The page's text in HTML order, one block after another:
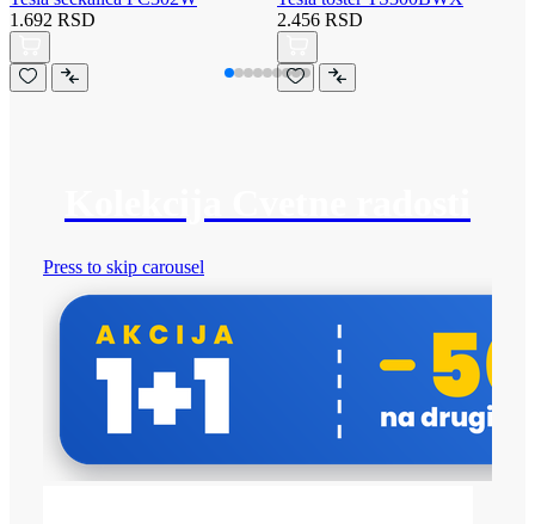
1.692 RSD
2.456 RSD
Press to skip carousel